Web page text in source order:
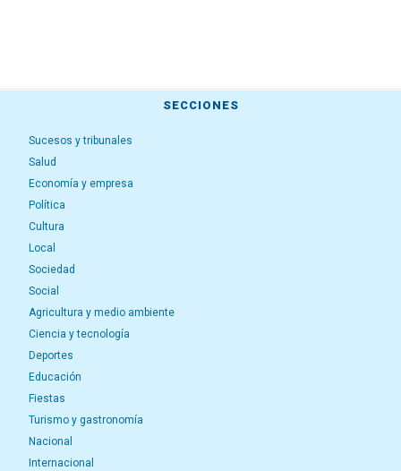
SECCIONES
Sucesos y tribunales
Salud
Economía y empresa
Política
Cultura
Local
Sociedad
Social
Agricultura y medio ambiente
Ciencia y tecnología
Deportes
Educación
Fiestas
Turismo y gastronomía
Nacional
Internacional